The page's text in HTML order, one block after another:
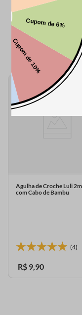
Agulha de Croche Luli
com Cabo de Bambu
(4)
R$ 9,90